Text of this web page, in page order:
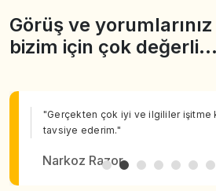
Görüş ve yorumlarınız
bizim için çok değerli…
"Gerçekten çok iyi ve ilgililer işitme
tavsiye ederim."
Narkoz Razor